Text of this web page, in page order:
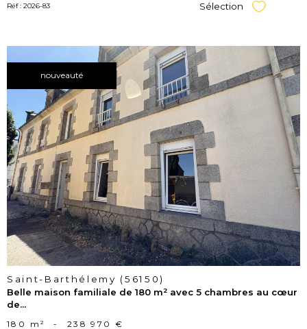
Réf : 2026-83 Sélection Sélectionner
nouveauté
voir le
bien
Saint-Barthélemy (56150)
Belle maison familiale de 180 m² avec 5 chambres au cœur
de...
180 m² - 238 970 €